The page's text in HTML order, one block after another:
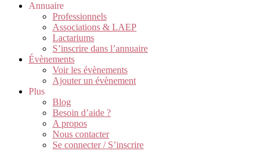
Annuaire
Professionnels
Associations & LAEP
Lactariums
S’inscrire dans l’annuaire
Évènements
Voir les évènements
Ajouter un évènement
Plus
Blog
Besoin d’aide ?
A propos
Nous contacter
Se connecter / S’inscrire